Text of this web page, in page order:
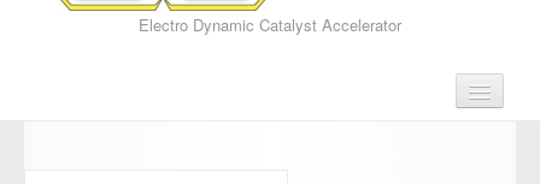
Electro Dynamic Catalyst Accelerator